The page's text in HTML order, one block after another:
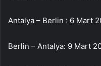
Antalya – Berlin : 6 Mart
Berlin – Antalya: 9 Mart